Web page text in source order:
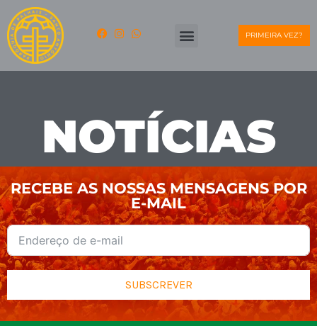
PRIMEIRA VEZ?
NOTÍCIAS
RECEBE AS NOSSAS MENSAGENS POR
E-MAIL
SUBSCREVER